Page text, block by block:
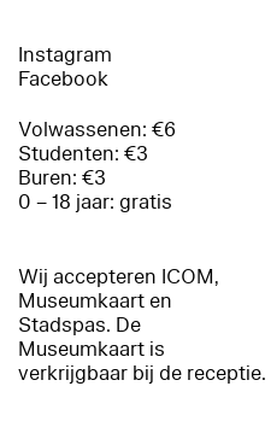
Instagram
Facebook
Volwassenen: €6
Studenten: €3
Buren: €3
0 – 18 jaar: gratis
Wij accepteren ICOM,
Museumkaart en
Stadspas. De
Museumkaart is
verkrijgbaar bij de receptie.